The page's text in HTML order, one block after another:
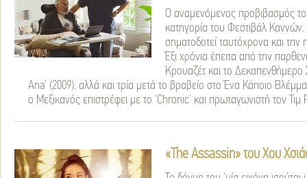
Ο αναμενόμενος προβιβασμός
κατηγορία του Φεστιβάλ Καννών,
σηματοδοτεί ταυτόχρονα και
Έξι χρόνια έπειτα από την
Κρουαζέτ και το
Ana' (2009), αλλά και τρία μετά το βραβείο στο Ένα Κάποιο
ο Μεξικανός επιστρέφει με το 'Chronic' και πρωταγωνιστή τον
«The Assassin» του Χου